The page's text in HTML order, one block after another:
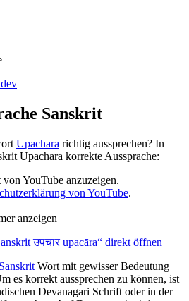
Sanskrit
Upachara richtig aussprechen? In
Upachara korrekte Aussprache:
YouTube anzuzeigen.
von YouTube.
anzeigen
उपचार upacāra“ direkt öffnen
Sanskrit Wort mit gewisser Bedeutung
es korrekt aussprechen zu können, ist
Devanagari Schrift oder in der